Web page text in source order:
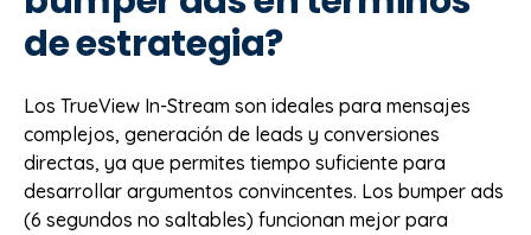
de estrategia?
Los TrueView In-Stream son ideales para mensajes
complejos, generación de leads y conversiones
directas, ya que permites tiempo suficiente para
desarrollar argumentos convincentes. Los bumper ads
(6 segundos no saltables) funcionan mejor para